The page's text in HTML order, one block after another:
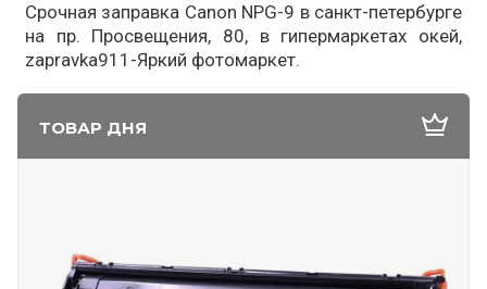
ТОВАР ДНЯ
Срочная заправка Canon NPG-9 в санкт-петербурге
на пр. Просвещения, 80, в гипермаркетах окей,
zapravka911-Яркий фотомаркет.